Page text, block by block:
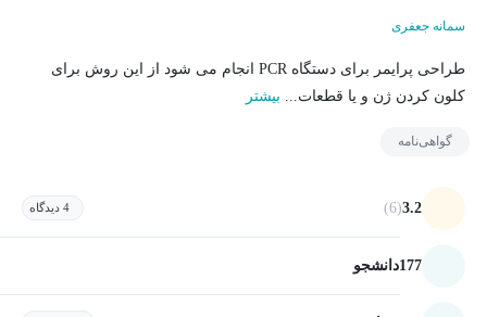
سمانه جعفری
طراحی پرایمر برای دستگاه PCR انجام می شود از این روش برای
کلون کردن ژن و یا قطعات... بیشتر
گواهی‌نامه
3.2
(6) 4 دیدگاه
177دانشجو